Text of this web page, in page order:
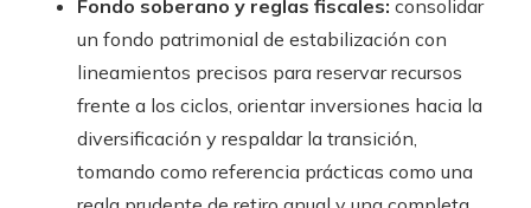
Fondo soberano y reglas fiscales: consolidar
un fondo patrimonial de estabilización con
lineamientos precisos para reservar recursos
frente a los ciclos, orientar inversiones hacia la
diversificación y respaldar la transición,
tomando como referencia prácticas como una